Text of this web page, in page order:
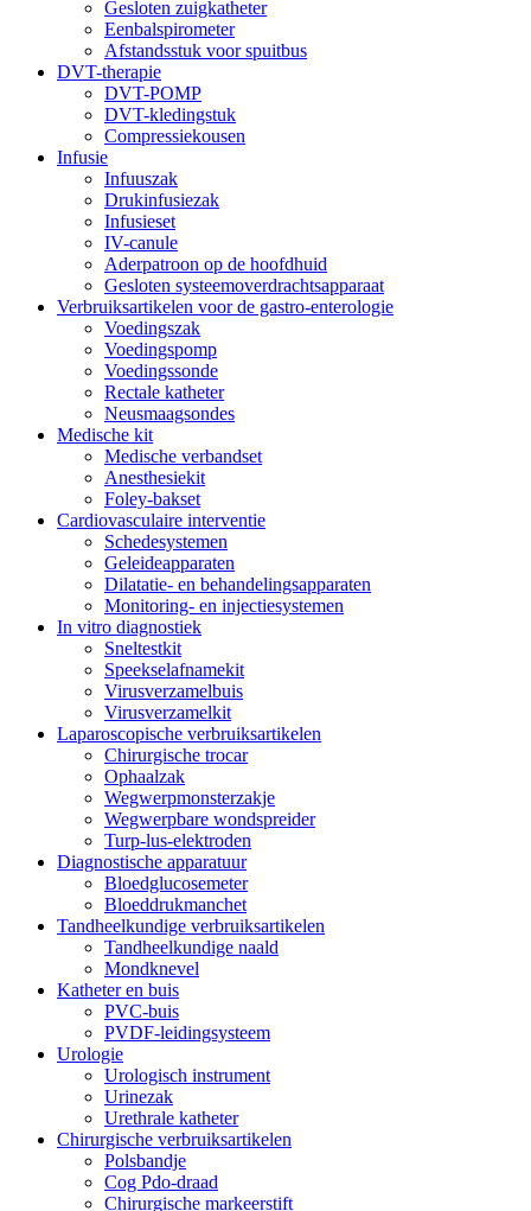
Gesloten zuigkatheter
Eenbalspirometer
Afstandsstuk voor spuitbus
DVT-therapie
DVT-POMP
DVT-kledingstuk
Compressiekousen
Infusie
Infuuszak
Drukinfusiezak
Infusieset
IV-canule
Aderpatroon op de hoofdhuid
Gesloten systeemoverdrachtsapparaat
Verbruiksartikelen voor de gastro-enterologie
Voedingszak
Voedingspomp
Voedingssonde
Rectale katheter
Neusmaagsondes
Medische kit
Medische verbandset
Anesthesiekit
Foley-bakset
Cardiovasculaire interventie
Schedesystemen
Geleideapparaten
Dilatatie- en behandelingsapparaten
Monitoring- en injectiesystemen
In vitro diagnostiek
Sneltestkit
Speekselafnamekit
Virusverzamelbuis
Virusverzamelkit
Laparoscopische verbruiksartikelen
Chirurgische trocar
Ophaalzak
Wegwerpmonsterzakje
Wegwerpbare wondspreider
Turp-lus-elektroden
Diagnostische apparatuur
Bloedglucosemeter
Bloeddrukmanchet
Tandheelkundige verbruiksartikelen
Tandheelkundige naald
Mondknevel
Katheter en buis
PVC-buis
PVDF-leidingsysteem
Urologie
Urologisch instrument
Urinezak
Urethrale katheter
Chirurgische verbruiksartikelen
Polsbandje
Cog Pdo-draad
Chirurgische markeerstift